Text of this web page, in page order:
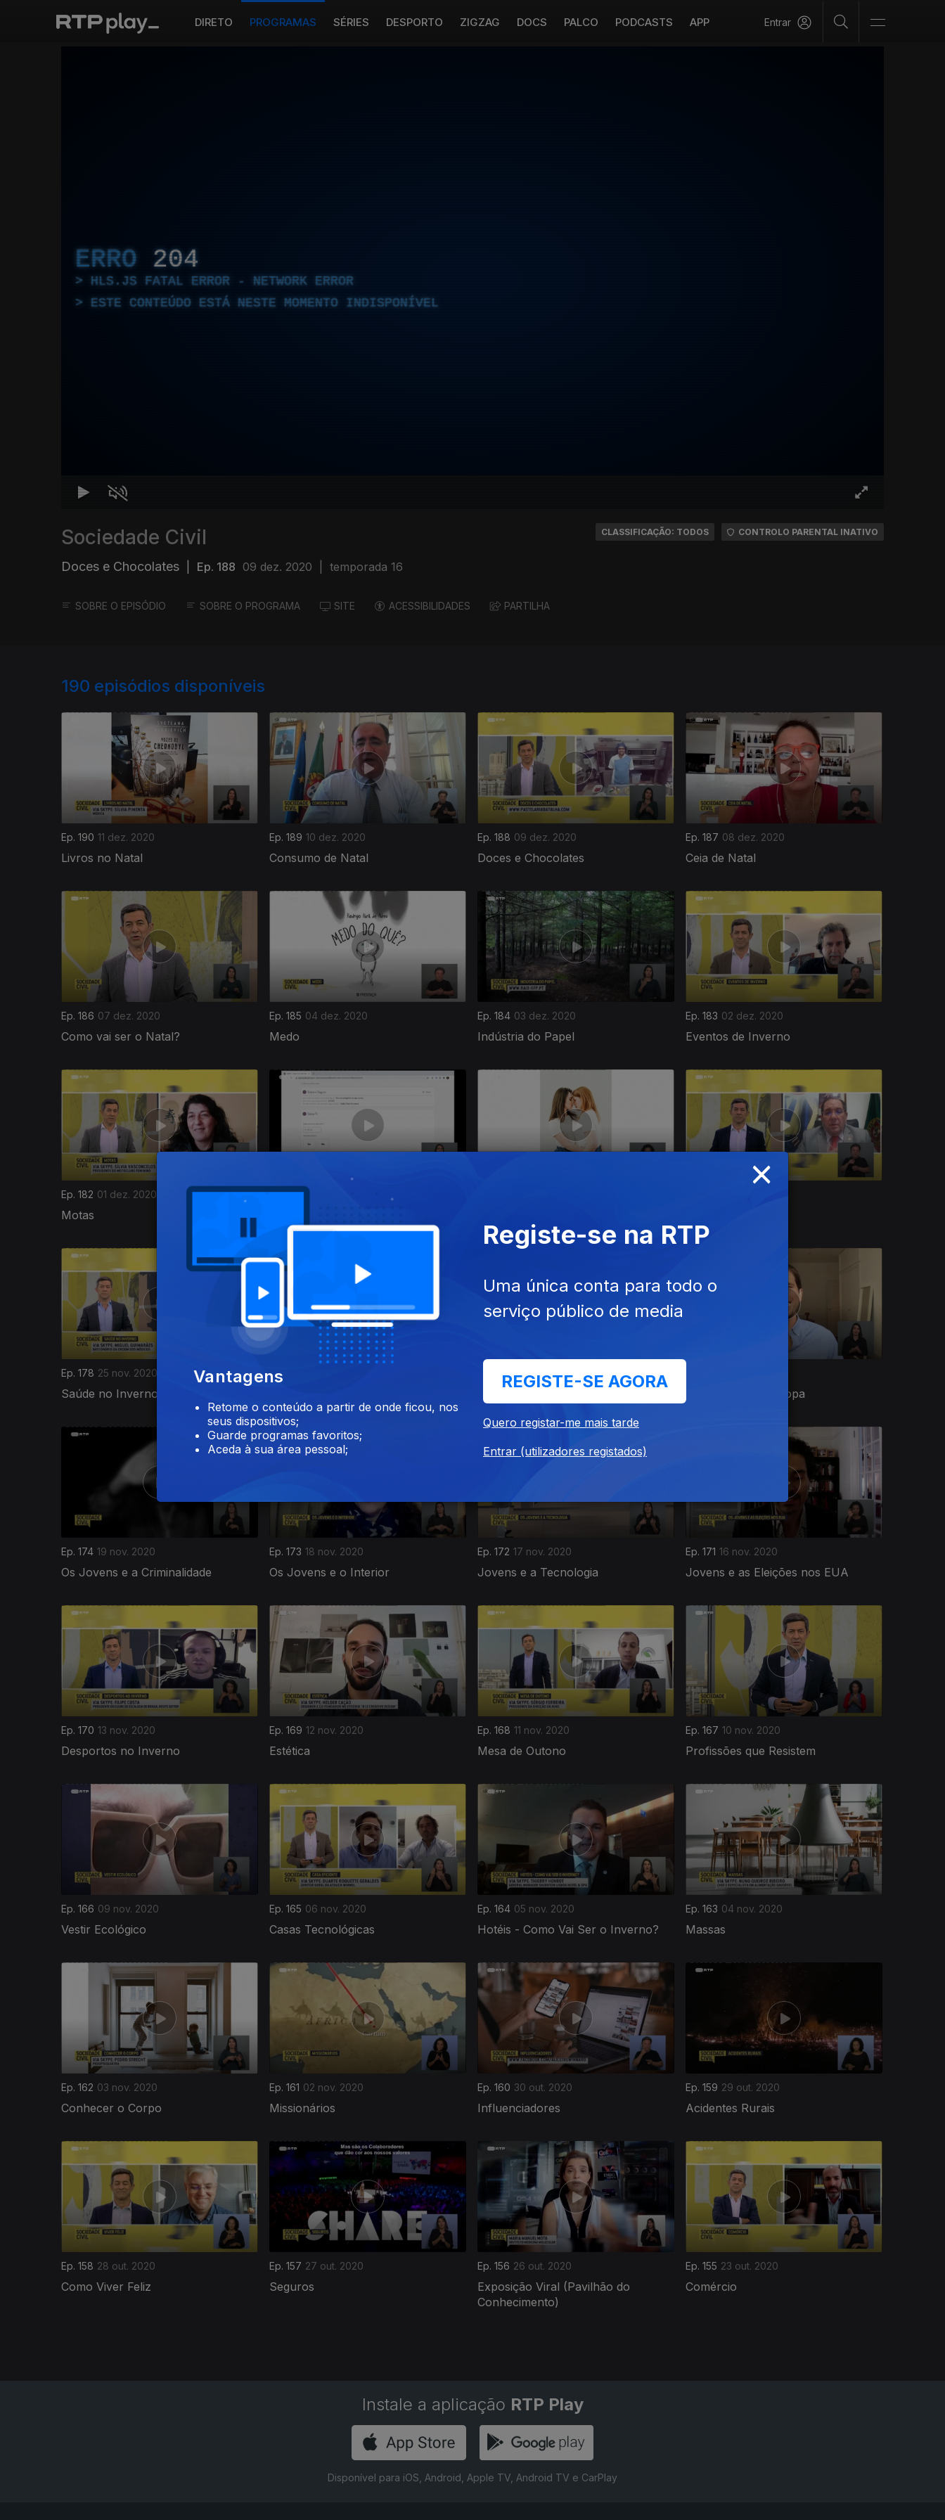
DIRETO PROGRAMAS SÉRIES DESPORTO ZIGZAG DOCS PALCO PODCASTS APP Entrar
ERRO 204
HLS.JS FATAL ERROR - NETWORK ERROR
ESTE CONTEÚDO ESTÁ NESTE MOMENTO INDISPONÍVEL
Sociedade Civil
Doces e Chocolates Ep. 188 09 dez. 2020 temporada 16
CLASSIFICAÇÃO: TODOS CONTROLO PARENTAL INATIVO
SOBRE O EPISÓDIO SOBRE O PROGRAMA SITE ACESSIBILIDADES PARTILHA
190 episódios disponíveis
Ep. 190 11 dez. 2020
Livros no Natal
Ep. 189 10 dez. 2020
Consumo de Natal
Ep. 188 09 dez. 2020
Doces e Chocolates
Ep. 187 08 dez. 2020
Ceia de Natal
Ep. 186 07 dez. 2020
Como vai ser o Natal?
Ep. 185 04 dez. 2020
Medo
Ep. 184 03 dez. 2020
Indústria do Papel
Ep. 183 02 dez. 2020
Eventos de Inverno
Ep. 182 01 dez. 2020
Motas
Ep. 181 30 nov. 2020
508726
Ep. 178 25 nov. 2020
Saúde no Inverno
Ep. 177 Ep. 176 23 nov. 2020
Os Jovens e a Europa
Ep. 174 19 nov. 2020
Os Jovens e a Criminalidade
Ep. 173 18 nov. 2020
Os Jovens e o Interior
Ep. 172 17 nov. 2020
Jovens e a Tecnologia
Ep. 171 16 nov. 2020
Jovens e as Eleições nos EUA
Ep. 170 13 nov. 2020
Desportos no Inverno
Ep. 169 12 nov. 2020
Estética
Ep. 168 11 nov. 2020
Mesa de Outono
Ep. 167 10 nov. 2020
Profissões que Resistem
505094
Ep. 166 09 nov. 2020
Vestir Ecológico
Ep. 165 06 nov. 2020
Casas Tecnológicas
Ep. 164 05 nov. 2020
Hotéis - Como Vai Ser o Inverno?
Ep. 163 04 nov. 2020
Massas
Ep. 162 03 nov. 2020
Conhecer o Corpo
Ep. 161 02 nov. 2020
Missionários
Ep. 160 30 out. 2020
Influenciadores
Ep. 159 29 out. 2020
Acidentes Rurais
Ep. 158 28 out. 2020
Como Viver Feliz
Ep. 157 27 out. 2020
Seguros
Ep. 156 26 out. 2020
Exposição Viral (Pavilhão do
Conhecimento)
Ep. 155 23 out. 2020
Comércio
501174
Instale a aplicação RTP Play
Disponível para iOS, Android, Apple TV, Android TV e CarPlay
×
Vantagens
Retome o conteúdo a partir de onde ficou, nos
seus dispositivos;
Guarde programas favoritos;
Aceda à sua área pessoal;
Registe-se na RTP
Uma única conta para todo o
serviço público de media
REGISTE-SE AGORA
Quero registar-me mais tarde
Entrar (utilizadores registados)